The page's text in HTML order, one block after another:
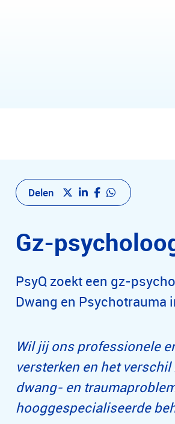
Delen
Gz-
PsyQ zoekt een gz-
Dwang en Psychotrauma
Wil jij ons professionele
versterken en het
dwang- en
hooggespecialiseerde